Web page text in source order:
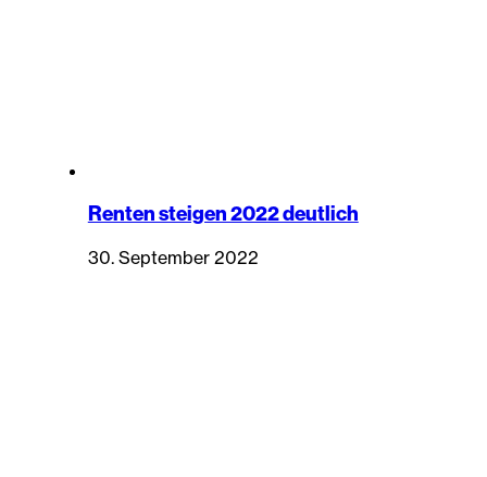
Renten steigen 2022 deutlich
30. September 2022